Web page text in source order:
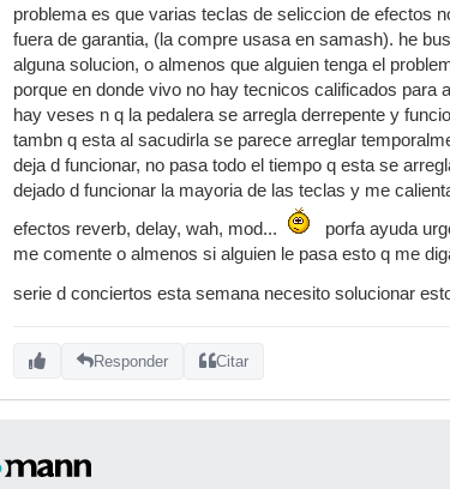
problema es que varias teclas de seliccion de efectos
fuera de garantia, (la compre usasa en samash). he
alguna solucion, o almenos que alguien tenga el
porque en donde vivo no hay tecnicos calificados para
hay veses n q la pedalera se arregla derrepente y
tambn q esta al sacudirla se parece arreglar
deja d funcionar, no pasa todo el tiempo q esta se
dejado d funcionar la mayoria de las teclas y me
efectos reverb, delay, wah, mod...
porfa ayuda
me comente o almenos si alguien le pasa esto q me
serie d conciertos esta semana necesito solucionar
Responder Citar